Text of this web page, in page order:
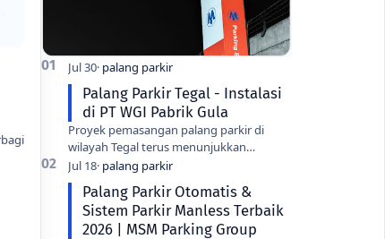
Palang Parkir Tegal - Instalasi
di PT WGI Pabrik Gula
Proyek pemasangan palang parkir di
wilayah Tegal terus menunjukkan
peningkatan seiring dengan modernisasi
fasilitas industri di kota ini. Salah sa…
Palang Parkir Otomatis &
Sistem Parkir Manless Terbaik
2026 | MSM Parking Group